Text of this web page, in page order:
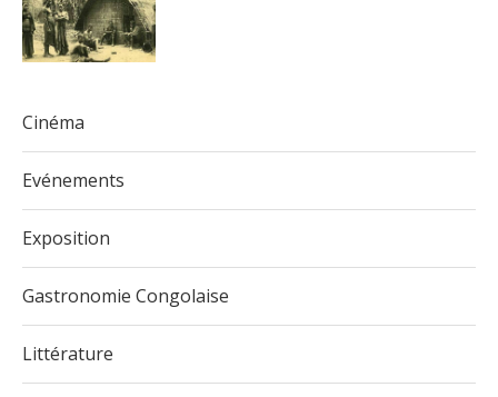
Cinéma
Evénements
Exposition
Gastronomie Congolaise
Littérature